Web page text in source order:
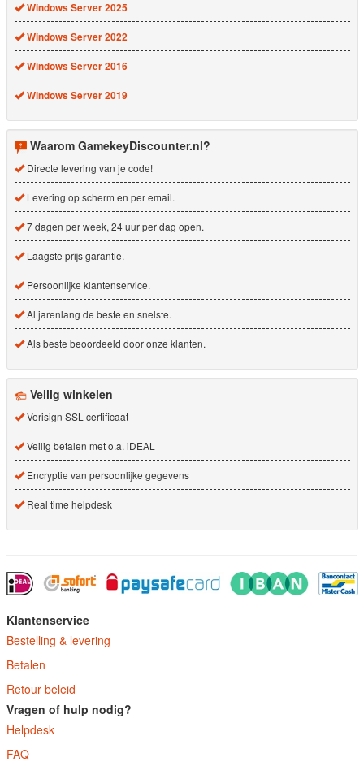
Windows Server 2025
Windows Server 2022
Windows Server 2016
Windows Server 2019
Waarom GamekeyDiscounter.nl?
Directe levering van je code!
Levering op scherm en per email.
7 dagen per week, 24 uur per dag open.
Laagste prijs garantie.
Persoonlijke klantenservice.
Al jarenlang de beste en snelste.
Als beste beoordeeld door onze klanten.
Veilig winkelen
Verisign SSL certificaat
Veilig betalen met o.a. iDEAL
Encryptie van persoonlijke gegevens
Real time helpdesk
Klantenservice
Bestelling & levering
Betalen
Retour beleid
Vragen of hulp nodig?
Helpdesk
FAQ